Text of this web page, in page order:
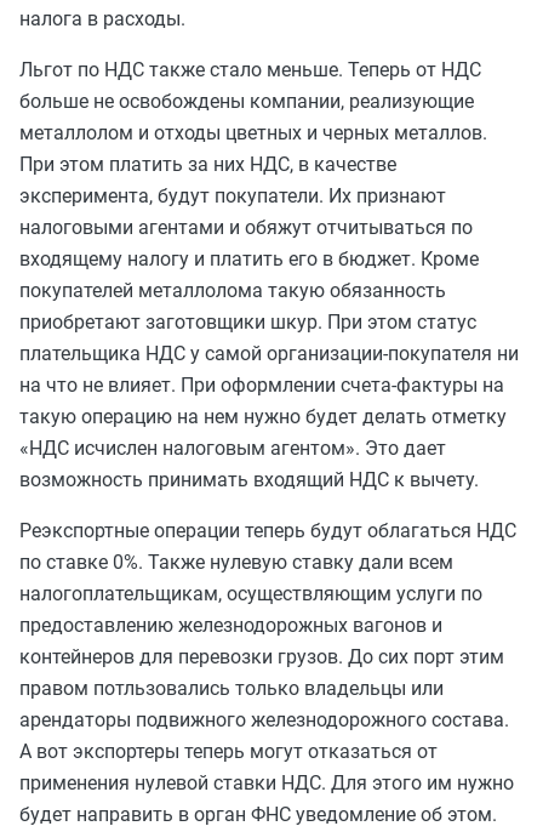
налога в расходы.
Льгот по НДС также стало меньше. Теперь от НДС
больше не освобождены компании, реализующие
металлолом и отходы цветных и черных металлов.
При этом платить за них НДС, в качестве
эксперимента, будут покупатели. Их признают
налоговыми агентами и обяжут отчитываться по
входящему налогу и платить его в бюджет. Кроме
покупателей металлолома такую обязанность
приобретают заготовщики шкур. При этом статус
плательщика НДС у самой организации-покупателя ни
на что не влияет. При оформлении счета-фактуры на
такую операцию на нем нужно будет делать отметку
«НДС исчислен налоговым агентом». Это дает
возможность принимать входящий НДС к вычету.
Реэкспортные операции теперь будут облагаться НДС
по ставке 0%. Также нулевую ставку дали всем
налогоплательщикам, осуществляющим услуги по
предоставлению железнодорожных вагонов и
контейнеров для перевозки грузов. До сих порт этим
правом потльзовались только владельцы или
арендаторы подвижного железнодорожного состава.
А вот экспортеры теперь могут отказаться от
применения нулевой ставки НДС. Для этого им нужно
будет направить в орган ФНС уведомление об этом.